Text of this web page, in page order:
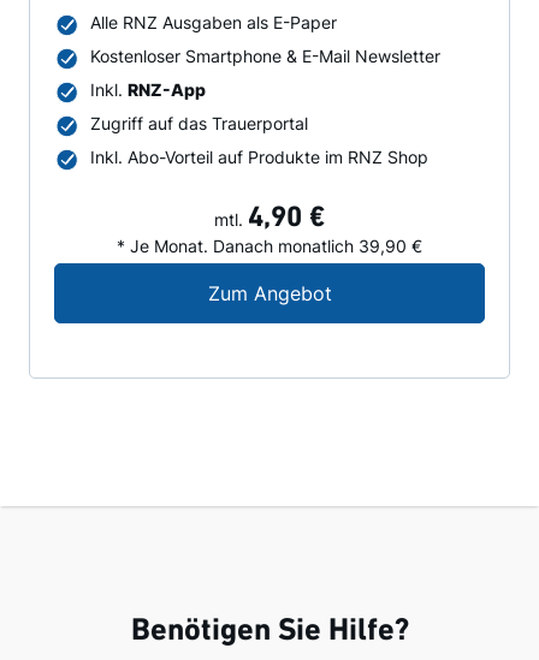
Alle RNZ Ausgaben als E-Paper
Kostenloser Smartphone & E-Mail Newsletter
Inkl. RNZ-App
Zugriff auf das Trauerportal
Inkl. Abo-Vorteil auf Produkte im RNZ Shop
mtl. 4,90 €
* Je Monat. Danach monatlich 39,90 €
Zum AngebotDigital-Angebot für
Benötigen Sie Hilfe?